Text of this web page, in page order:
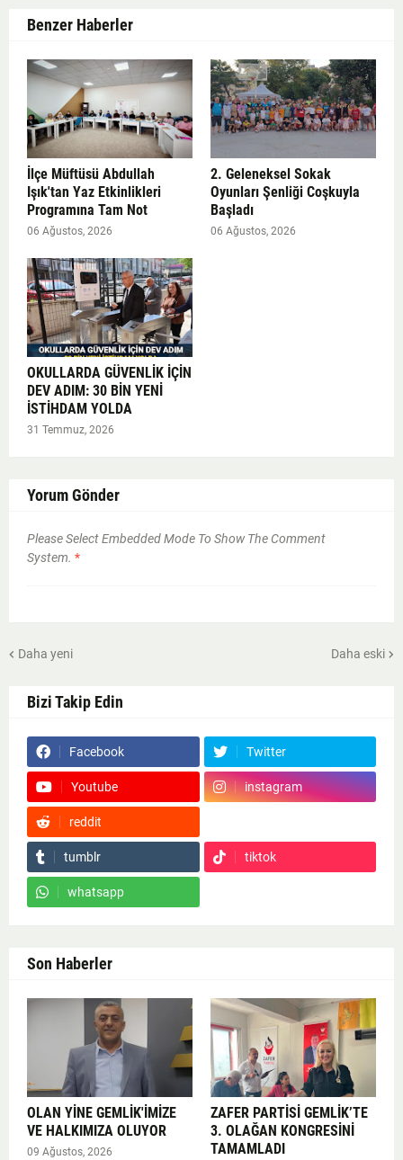
Benzer Haberler
İlçe Müftüsü Abdullah
Işık'tan Yaz Etkinlikleri
Programına Tam Not
06 Ağustos, 2026
2. Geleneksel Sokak
Oyunları Şenliği Coşkuyla
Başladı
06 Ağustos, 2026
OKULLARDA GÜVENLİK İÇİN
DEV ADIM: 30 BİN YENİ
İSTİHDAM YOLDA
31 Temmuz, 2026
Yorum Gönder
Please Select Embedded Mode To Show The Comment
System. *
Daha yeni Daha eski
Bizi Takip Edin
Facebook Twitter
Youtube instagram
reddit
tumblr tiktok
whatsapp
Son Haberler
OLAN YİNE GEMLİK'İMİZE
VE HALKIMIZA OLUYOR
09 Ağustos, 2026
ZAFER PARTİSİ GEMLİK’TE
3. OLAĞAN KONGRESİNİ
TAMAMLADI